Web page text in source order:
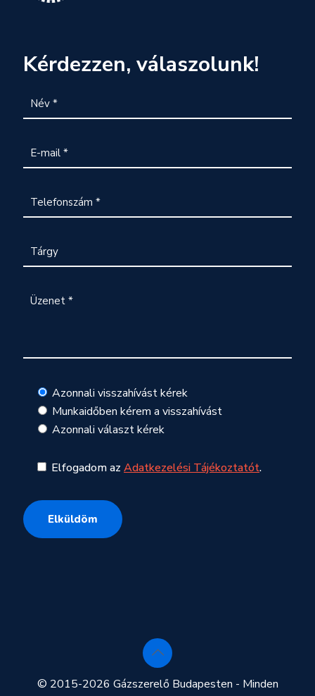
Kérdezzen, válaszolunk!
Azonnali visszahívást kérek
Munkaidőben kérem a visszahívást
Azonnali választ kérek
Elfogadom az Adatkezelési Tájékoztatót.
© 2015-2026 Gázszerelő Budapesten - Minden